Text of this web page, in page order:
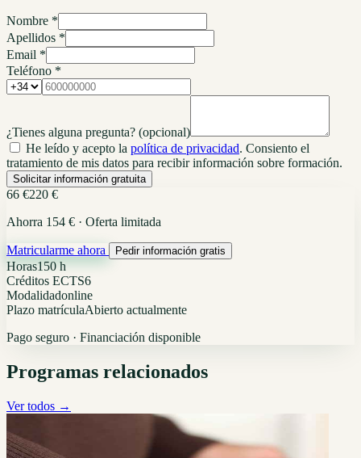
Nombre *
Apellidos *
Email *
Teléfono *
¿Tienes alguna pregunta? (opcional)
He leído y acepto la política de privacidad. Consiento el
tratamiento de mis datos para recibir información sobre formación.
Solicitar información gratuita
66 €220 €
Ahorra 154 € · Oferta limitada
Matricularme ahora Pedir información gratis
Horas150 h
Créditos ECTS6
Modalidadonline
Plazo matrículaAbierto actualmente
Pago seguro · Financiación disponible
Programas relacionados
Ver todos →